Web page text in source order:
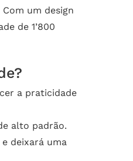
um design
de 1’800
a praticidade
alto padrão.
deixará uma